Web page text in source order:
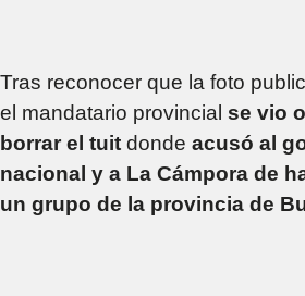
Tras reconocer que la foto
el mandatario provincial se vio
borrar el tuit donde acusó al
nacional y a La Cámpora de
un grupo de la provincia de